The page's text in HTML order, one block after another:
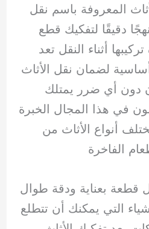
المعروفة باسم نقل
دقيقًا لتفكيك قطع
أثناء النقل تعد
لضمان نقل الأثاث
دون أي ضرر يمتلك
في هذا المجال الخبرة
أنواع الأثاث من
الفاخرة
قطعة بعناية ودقة طوال
التي يمكنك أن تتطلع